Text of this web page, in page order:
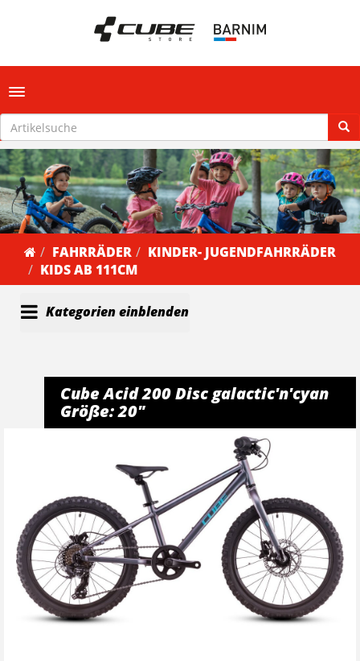
Toggle navigation
FAHRRÄDER
KINDER- JUGENDFAHRRÄDER
KIDS AB 111CM
Kategorien einblenden
Cube Acid 200 Disc galactic'n'cyan
Größe: 20"